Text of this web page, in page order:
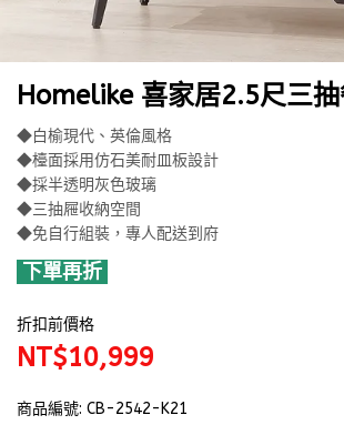
Homelike 喜家居2.5尺三
◆白榆現代、英倫風格
◆檯面採用仿石美耐皿板設計
◆採半透明灰色玻璃
◆三抽屜收納空間
◆免自行組裝，專人配送到府
下單再折
折扣前價格
NT$10,999
商品編號: CB-2542-K21